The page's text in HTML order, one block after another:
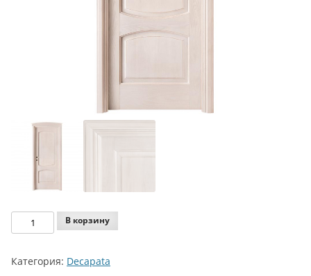
Количество
Legnoform
Model
В корзину
Категория: Decapata